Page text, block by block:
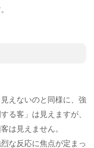
えないのと同様に、強
る客」は見えますが、
は見えません。
な反応に焦点が定まっ